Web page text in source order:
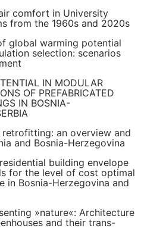
comfort in University
from the 1960s and 2020s
global warming potential
selection: scenarios
IN MODULAR
OF PREFABRICATED
IN BOSNIA-
an overview and
and Bosnia-Herzegovina
building envelope
for the level of cost optimal
in Bosnia-Herzegovina and
»nature«: Аrchitecture
and their trans-